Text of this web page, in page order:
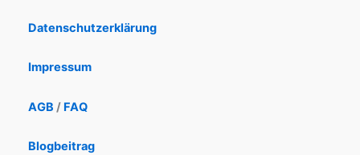
Datenschutzerklärung
Impressum
AGB / FAQ
Blogbeitrag